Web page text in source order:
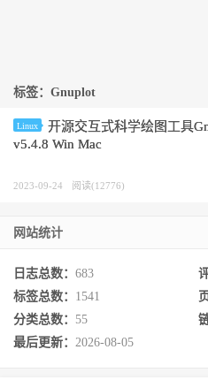
标签：Gnuplot
Linux
开源交互式科学绘图工具
v5.4.8 Win Mac
2023-09-24 阅读(12776)
网站统计
日志总数： 683
标签总数： 1541
分类总数： 55
最后更新： 2026-08-05